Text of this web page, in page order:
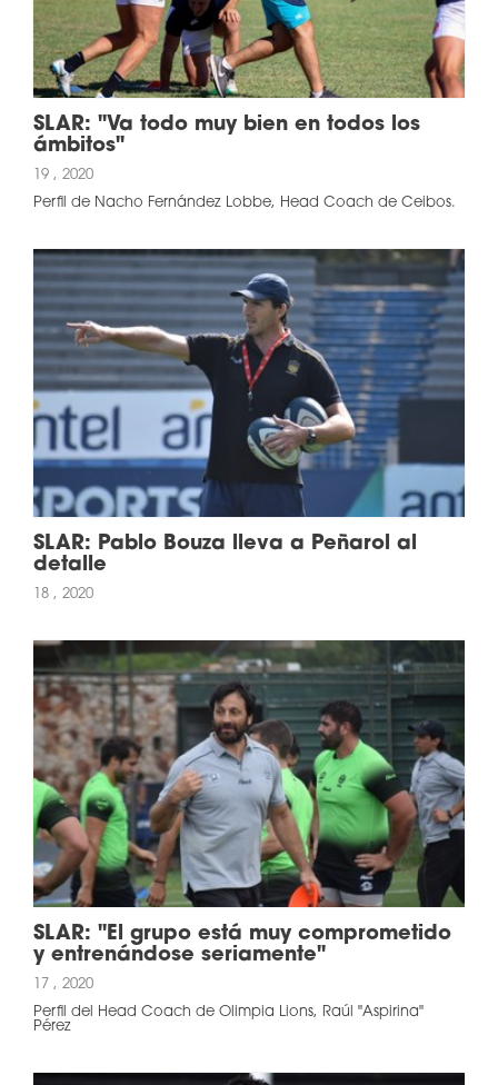
SLAR: "Va todo muy bien en todos los
ámbitos"
19 , 2020
Perfil de Nacho Fernández Lobbe, Head Coach de Ceibos.
SLAR: Pablo Bouza lleva a Peñarol al
detalle
18 , 2020
SLAR: "El grupo está muy comprometido
y entrenándose seriamente"
17 , 2020
Perfil del Head Coach de Olimpia Lions, Raúl "Aspirina"
Pérez